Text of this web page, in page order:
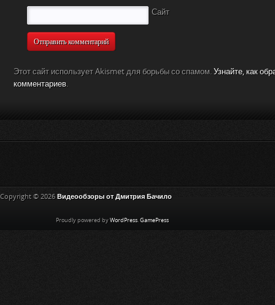
Сайт
Этот сайт использует Akismet для борьбы со спамом. Узнайте, как
комментариев.
Copyright © 2026 Видеообзоры от Дмитрия Бачило
Proudly powered by WordPress. GamePress